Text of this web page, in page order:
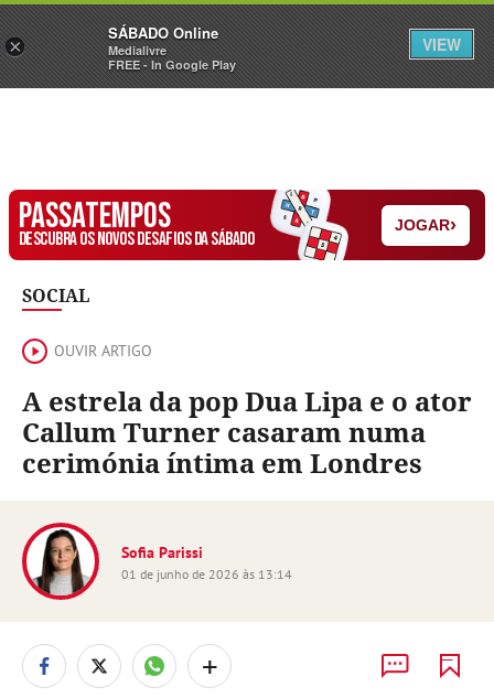
Sábado Assine Iniciar Sessão
PASSATEMPOS
DESCUBRA OS NOVOS DESAFIOS DA SÁBADO
JOGAR›
SOCIAL
OUVIR ARTIGO
A estrela da pop Dua Lipa e o ator
Callum Turner casaram numa
cerimónia íntima em Londres
Sofia Parissi
01 de junho de 2026 às 13:14
+
×
SÁBADO Online
Medialivre
FREE - In Google Play
VIEW